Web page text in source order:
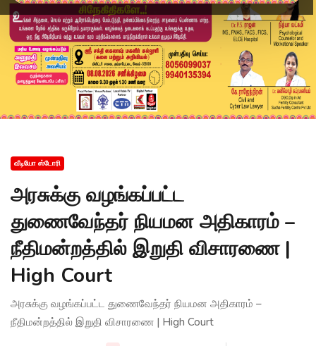
வீடியோ ஸ்டோரி
அரசுக்கு வழங்கப்பட்ட
துணைவேந்தர் நியமன அதிகாரம் –
நீதிமன்றத்தில் இறுதி விசாரணை |
High Court
அரசுக்கு வழங்கப்பட்ட துணைவேந்தர் நியமன அதிகாரம் –
நீதிமன்றத்தில் இறுதி விசாரணை | High Court